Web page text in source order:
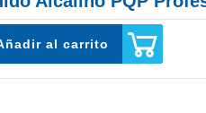
al carrito